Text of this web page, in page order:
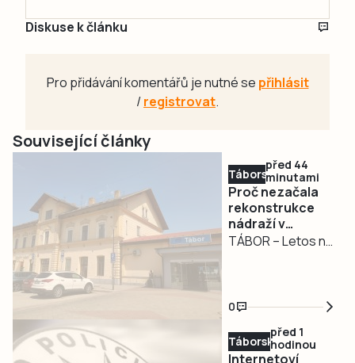
Diskuse k článku
Pro přidávání komentářů je nutné se přihlásit
/registrovat.
Související články
Táborsko
před 44
minutami
Proč nezačala
rekonstrukce
nádraží v
Táboře?
TÁBOR – Letos na
informovala o
červnovém startu
rekonstrukce
nádražní budovy
0
Táborsko
před 1
hodinou
Internetoví